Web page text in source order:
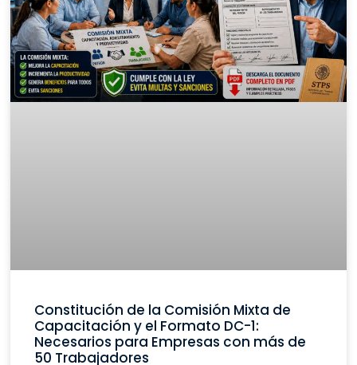
Constitución de la Comisión Mixta de
Capacitación y el Formato DC-1:
Necesarios para Empresas con más de
50 Trabajadores